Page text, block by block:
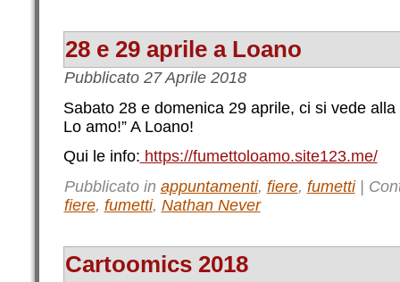
28 e 29 aprile a Loano
Pubblicato 27 Aprile 2018
Sabato 28 e domenica 29 aprile, ci si vede
Lo amo!” A Loano!
Qui le info: https://fumettoloamo.site123.me/
Pubblicato in appuntamenti, fiere, fumetti|
fiere, fumetti, Nathan Never
Cartoomics 2018